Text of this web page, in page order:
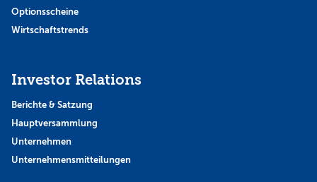
Optionsscheine
Wirtschaftstrends
Investor Relations
Berichte & Satzung
Hauptversammlung
Unternehmen
Unternehmensmitteilungen